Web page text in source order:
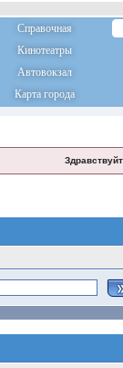
Справочная
Кинотеатры
Автовокзал
Карта города